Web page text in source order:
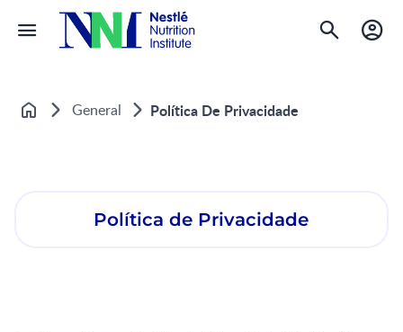
Home General Política De Privacidade
Política de Privacidade